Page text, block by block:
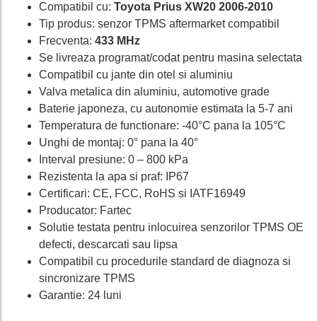
Compatibil cu: Toyota Prius XW20 2006-2010
Tip produs: senzor TPMS aftermarket compatibil
Frecventa: 433 MHz
Se livreaza programat/codat pentru masina selectata
Compatibil cu jante din otel si aluminiu
Valva metalica din aluminiu, automotive grade
Baterie japoneza, cu autonomie estimata la 5-7 ani
Temperatura de functionare: -40°C pana la 105°C
Unghi de montaj: 0° pana la 40°
Interval presiune: 0 – 800 kPa
Rezistenta la apa si praf: IP67
Certificari: CE, FCC, RoHS si IATF16949
Producator: Fartec
Solutie testata pentru inlocuirea senzorilor TPMS OE
defecti, descarcati sau lipsa
Compatibil cu procedurile standard de diagnoza si
sincronizare TPMS
Garantie: 24 luni